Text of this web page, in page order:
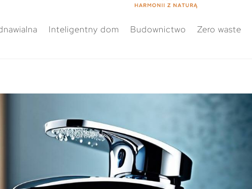
Inteligentny dom Budownictwo Zero waste